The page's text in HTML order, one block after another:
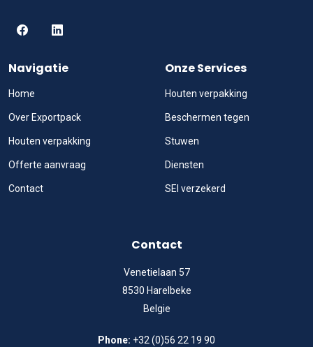
Navigatie
Home
Over Exportpack
Houten verpakking
Offerte aanvraag
Contact
Onze Services
Houten verpakking
Beschermen tegen
Stuwen
Diensten
SEI verzekerd
Contact
Venetielaan 57
8530 Harelbeke
Belgie
Phone: +32 (0)56 22 19 90